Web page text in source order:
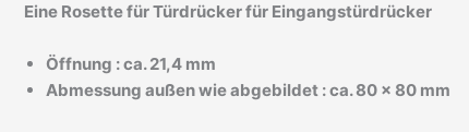
Eine Rosette für Türdrücker für Eingangstürdrücker
Öffnung : ca. 21,4 mm
Abmessung außen wie abgebildet : ca. 80 x 80 mm